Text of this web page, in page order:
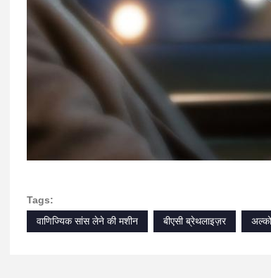
Tags:
वाणिज्यिक सांस लेने की मशीन
बीएसी ब्रेथलाइज़र